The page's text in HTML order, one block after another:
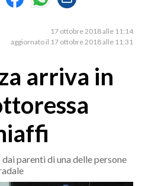
17 ottobre 2018 alle 11:14
aggiornato il 17 ottobre 2018 alle 11:31
arriva in
parenti di una delle persone